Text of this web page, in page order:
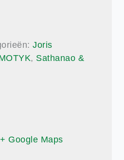
Joris
, Sathanao &
+ Google Maps